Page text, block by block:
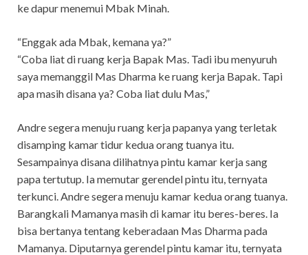
ke dapur menemui Mbak Minah.
“Enggak ada Mbak, kemana ya?”
“Coba liat di ruang kerja Bapak Mas. Tadi ibu menyuruh
saya memanggil Mas Dharma ke ruang kerja Bapak. Tapi
apa masih disana ya? Coba liat dulu Mas,”
Andre segera menuju ruang kerja papanya yang terletak
disamping kamar tidur kedua orang tuanya itu.
Sesampainya disana dilihatnya pintu kamar kerja sang
papa tertutup. Ia memutar gerendel pintu itu, ternyata
terkunci. Andre segera menuju kamar kedua orang tuanya.
Barangkali Mamanya masih di kamar itu beres-beres. Ia
bisa bertanya tentang keberadaan Mas Dharma pada
Mamanya. Diputarnya gerendel pintu kamar itu, ternyata